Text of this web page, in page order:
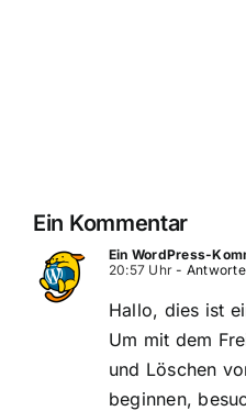
Ein Kommentar
Ein WordPress-
20:57 Uhr -
Hallo, dies ist
Um mit dem
und Löschen
beginnen,